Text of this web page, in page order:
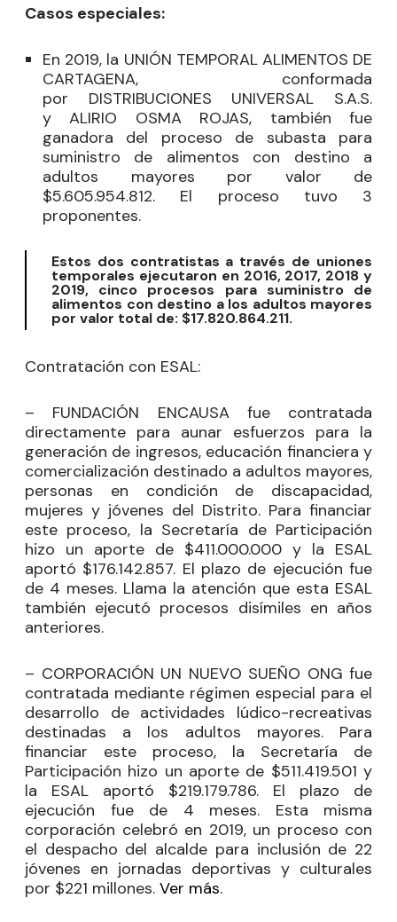
Casos especiales:
En 2019, la UNIÓN TEMPORAL ALIMENTOS DE
CARTAGENA, conformada
por DISTRIBUCIONES UNIVERSAL S.A.S.
y ALIRIO OSMA ROJAS, también fue
ganadora del proceso de subasta para
suministro de alimentos con destino a
adultos mayores por valor de
$5.605.954.812. El proceso tuvo 3
proponentes.
Estos dos contratistas a través de uniones
temporales ejecutaron en 2016, 2017, 2018 y
2019, cinco procesos para suministro de
alimentos con destino a los adultos mayores
por valor total de: $17.820.864.211.
Contratación con ESAL:
– FUNDACIÓN ENCAUSA fue contratada
directamente para aunar esfuerzos para la
generación de ingresos, educación financiera y
comercialización destinado a adultos mayores,
personas en condición de discapacidad,
mujeres y jóvenes del Distrito. Para financiar
este proceso, la Secretaría de Participación
hizo un aporte de $411.000.000 y la ESAL
aportó $176.142.857. El plazo de ejecución fue
de 4 meses. Llama la atención que esta ESAL
también ejecutó procesos disímiles en años
anteriores.
– CORPORACIÓN UN NUEVO SUEÑO ONG fue
contratada mediante régimen especial para el
desarrollo de actividades lúdico-recreativas
destinadas a los adultos mayores. Para
financiar este proceso, la Secretaría de
Participación hizo un aporte de $511.419.501 y
la ESAL aportó $219.179.786. El plazo de
ejecución fue de 4 meses. Esta misma
corporación celebró en 2019, un proceso con
el despacho del alcalde para inclusión de 22
jóvenes en jornadas deportivas y culturales
por $221 millones. Ver más.